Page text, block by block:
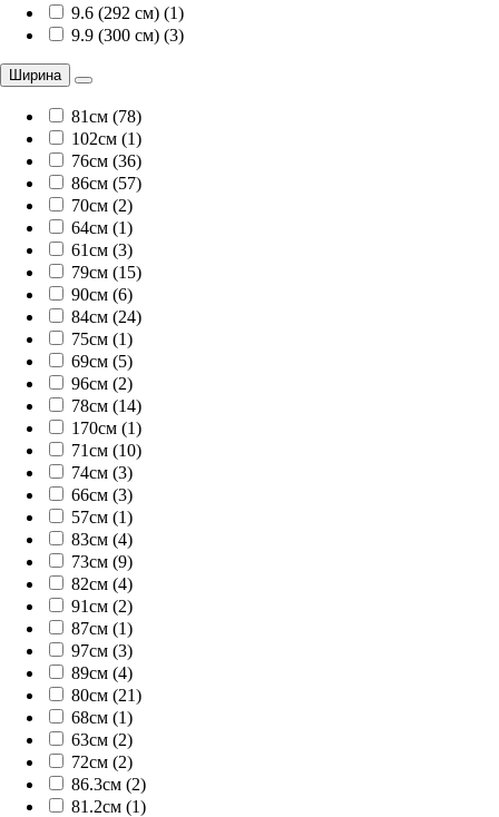
9.6 (292 см) (1)
9.9 (300 см) (3)
Ширина
81см (78)
102см (1)
76см (36)
86см (57)
70см (2)
64см (1)
61см (3)
79см (15)
90см (6)
84см (24)
75см (1)
69см (5)
96см (2)
78см (14)
170см (1)
71см (10)
74см (3)
66см (3)
57см (1)
83см (4)
73см (9)
82см (4)
91см (2)
87см (1)
97см (3)
89см (4)
80см (21)
68см (1)
63см (2)
72см (2)
86.3см (2)
81.2см (1)